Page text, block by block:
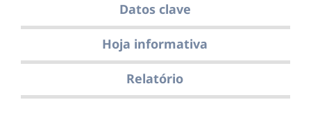
Datos clave
Hoja informativa
Relatório